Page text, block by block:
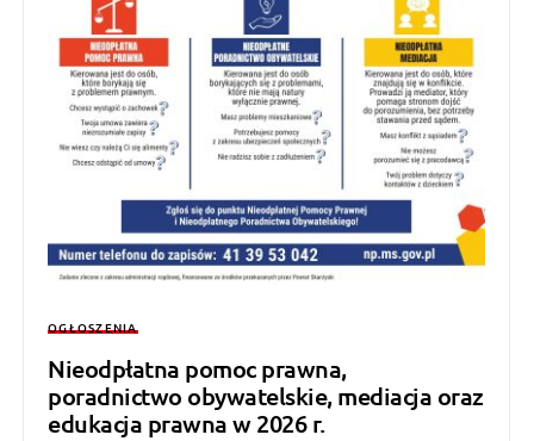
OGŁOSZENIA
Nieodpłatna pomoc prawna,
poradnictwo obywatelskie, mediacja oraz
edukacja prawna w 2026 r.